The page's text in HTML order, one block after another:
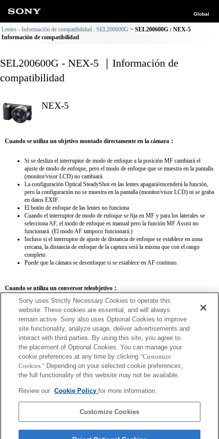
Global
Lentes - Información de compatibilidad : SEL200600G
SEL200600G : NEX-5
Información de compatibilidad
SEL200600G - NEX-5 ｜Información de
compatibilidad
NEX-5
Cuando se utiliza un objetivo montado directamente en la cámara：
Si se desliza el interruptor de modo de enfoque a la posición MF cambiará el
ajuste de modo de enfoque, pero el modo de enfoque que se muestra en la pantalla
(monitor/visor LCD) no cambiará.
La configuración Optical SteadyShot en las lentes apagará/encenderá la función,
pero la configuración no se muestra en la pantalla (monitor/visor LCD) ni se graba
en datos EXIF.
El botón de enfoque de las lentes no funciona
Cuando el interruptor de modo de enfoque se fija en MF y para los laterales se
selecciona AF, el modo de enfoque es manual pero la función MF Assist no
funcionará. (El modo AF tampoco funcionará.)
Incluso si el interruptor de ajuste de distancia de enfoque se establece en zona
cercana, la distancia de enfoque de la captura será la misma que con el rango
completo.
Puede que la cámara se desenfoque si se establece en AF continuo.
Cuando se utiliza un conversor teleobjetivo：
SEL14TC SEL20TC
SEL14TC
Puede que la cámara se desenfoque si se establece en AF continuo.
La distancia focal y la apertura máxima del nombre de la lente Exif se registrarán
multiplicados por la ampliación dan 10 o más, no se mostrarán correctamente.
Sony uses Strictly Necessary Cookies to operate this
website. These cookies are essential, and will always
remain active. Sony also uses Optional Cookies to improve
site functionality, analyze usage, deliver advertisements and
interact with third parties. By using this site, you agree to
the placement of Optional Cookies. You can manage your
cookie preferences at any time by clicking "Customize
Cookies." Depending on your selected cookie preferences,
the full functionality of this website may not be available.
Review our Cookie Policyfor more information.
Customize Cookies